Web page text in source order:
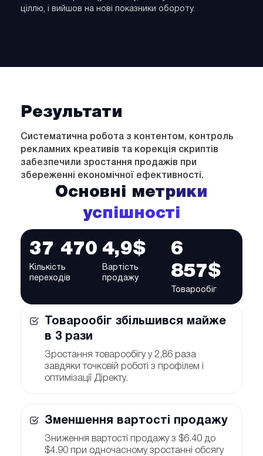
ціллю, і вийшов на нові показники обороту.
Результати
Систематична робота з контентом, контроль
рекламних креативів та корекція скриптів
забезпечили зростання продажів при
збереженні економічної ефективності.
Основні метрики
успішності
37 470
Кількість
переходів
4,9$
Вартість
продажу
6
857$
Товарообіг
Товарообіг збільшився майже
в 3 рази
Зростання товарообігу у 2,86 раза
завдяки точковій роботі з профілем і
оптимізації Діректу.
Зменшення вартості продажу
Зниження вартості продажу з $6.40 до
$4.90 при одночасному зростанні обсягу